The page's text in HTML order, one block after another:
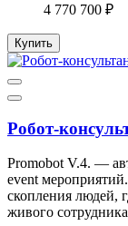
4 770 700 ₽
Купить
Робот-
Promobot V.4. —
event
скопления людей,
живого